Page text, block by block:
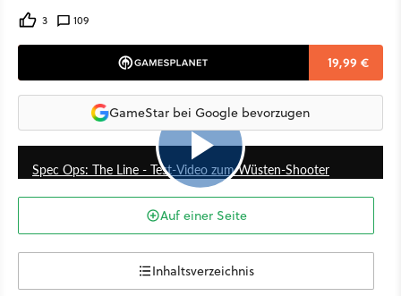
3 109
19,99 €
GameStar bei Google bevorzugen
4:55
Spec Ops: The Line - Test-Video zum Wüsten-Shooter
Auf einer Seite
Inhaltsverzeichnis